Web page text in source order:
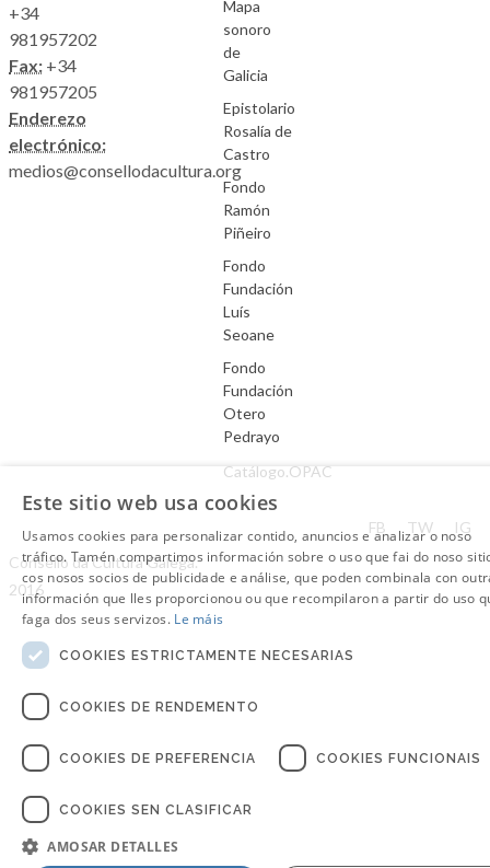
+34
981957202
Fax: +34
981957205
Enderezo
electrónico:
medios@consellodacultura.org
Mapa
sonoro
de
Galicia
Epistolario
Rosalía de
Castro
Fondo
Ramón
Piñeiro
Fondo
Fundación
Luís
Seoane
Fondo
Fundación
Otero
Pedrayo
Catálogo.OPAC
Consello da Cultura Galega.
2016
FB TW IG
Este sitio web usa cookies
Usamos cookies para personalizar contido, anuncios e analizar o noso
tráfico. Tamén compartimos información sobre o uso que fai do noso
cos nosos socios de publicidade e análise, que poden combinala con
información que lles proporcionou ou que recompilaron a partir do uso
faga dos seus servizos. Le máis
COOKIES ESTRICTAMENTE NECESARIAS
COOKIES DE RENDEMENTO
COOKIES DE PREFERENCIA COOKIES FUNCIONAIS
COOKIES SEN CLASIFICAR
AMOSAR DETALLES